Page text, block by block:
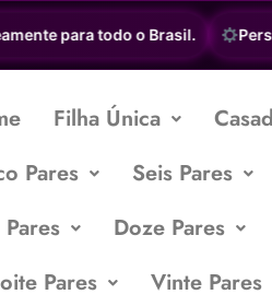
para todo o Brasil.
Filha Única
Pares
Seis Pares
Doze Pares
Pares
Vinte Pares